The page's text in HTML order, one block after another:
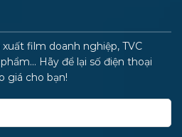
film doanh nghiệp, TVC
Hãy để lại số điện thoại
giá cho bạn!